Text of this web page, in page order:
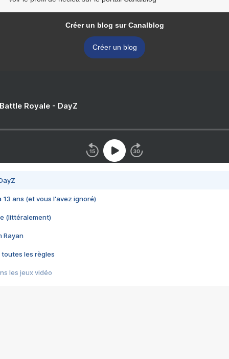
Créer un blog sur Canalblog
Créer un blog
Royale - DayZ
13 ans (et vous l'avez ignoré)
(littéralement)
Rayan
toutes les règles
les jeux vidéo